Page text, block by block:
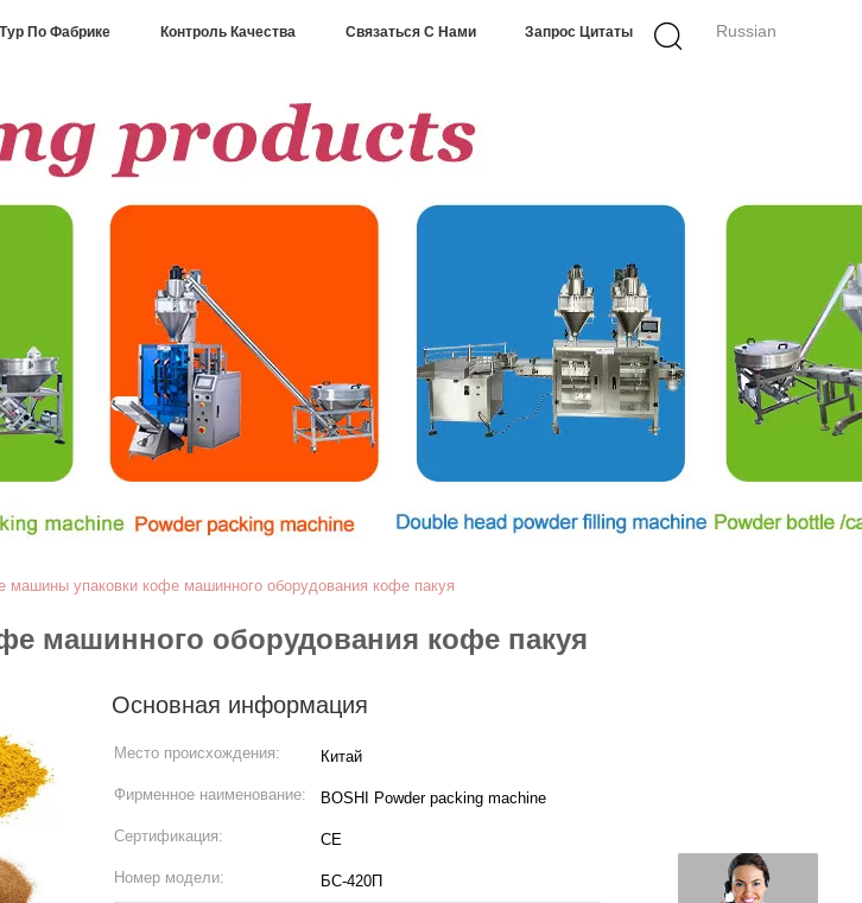
Russian
Тур По Фабрике Контроль Качества Связаться С Нами Запрос Цитаты
машины упаковки кофе машинного оборудования кофе пакуя
машинного оборудования кофе пакуя
Основная информация
Место происхождения: Китай
Фирменное наименование: BOSHI Powder packing machine
Сертификация: CE
Номер модели: БС-420П